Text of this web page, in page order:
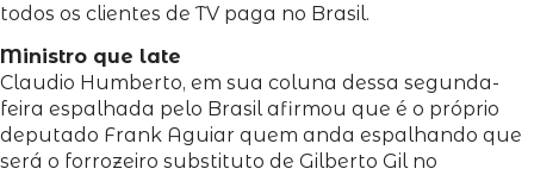
todos os clientes de TV paga no Brasil.
Ministro que late
Claudio Humberto, em sua coluna dessa segunda-
feira espalhada pelo Brasil afirmou que é o próprio
deputado Frank Aguiar quem anda espalhando que
será o forrozeiro substituto de Gilberto Gil no